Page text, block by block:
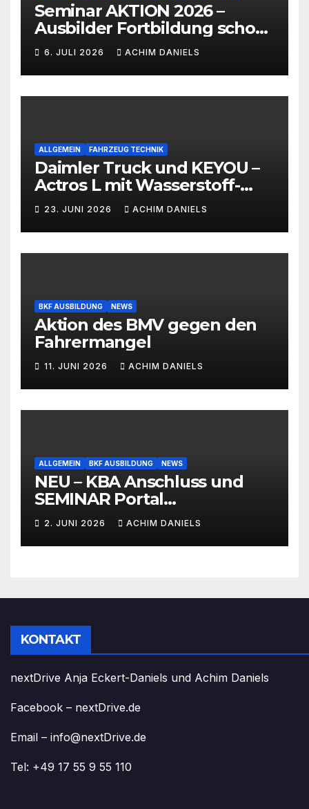
Seminar AKTION 2026 –
Ausbilder Fortbildung schon
ab 399€!!!
6. JULI 2026 ACHIM DANIELS
ALLGEMEIN FAHRZEUG TECHNIK
Daimler Truck und KEYOU –
Actros L mit Wasserstoff-
Verbrennermotor
23. JUNI 2026 ACHIM DANIELS
BKF AUSBILDUNG NEWS
Aktion des BMV gegen den
Fahrermangel
11. JUNI 2026 ACHIM DANIELS
ALLGEMEIN BKF AUSBILDUNG NEWS
NEU – KBA Anschluss und
SEMINAR Portal
AKTIONSPREISE!!! Bis zu 50%
RABATT
2. JUNI 2026 ACHIM DANIELS
KONTAKT
nextDrive Anja Eckert-Daniels und Achim Daniels
Facebook – nextDrive.de
Email – info@nextDrive.de
Tel: +49 17 55 9 55 110